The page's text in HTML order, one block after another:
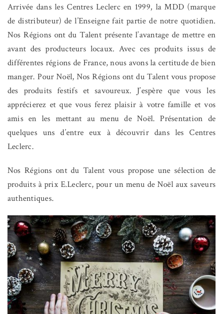
Arrivée dans les Centres Leclerc en 1999, la MDD (marque
de distributeur) de l’Enseigne fait partie de notre quotidien.
Nos Régions ont du Talent présente l’avantage de mettre en
avant des producteurs locaux. Avec ces produits issus de
différentes régions de France, nous avons la certitude de bien
manger. Pour Noël, Nos Régions ont du Talent vous propose
des produits festifs et savoureux. J’espère que vous les
apprécierez et que vous ferez plaisir à votre famille et vos
amis en les mettant au menu de Noël. Présentation de
quelques uns d’entre eux à découvrir dans les Centres
Leclerc.
Nos Régions ont du Talent vous propose une sélection de
produits à prix E.Leclerc, pour un menu de Noël aux saveurs
authentiques.